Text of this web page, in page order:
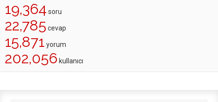
19,364 soru
22,785 cevap
15,871 yorum
202,056 kullanıcı